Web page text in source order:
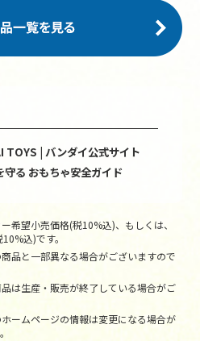
TOYS | バンダイ公式サイト
守る おもちゃ安全ガイド
希望小売価格(税10%込)、もしくは、
込)です。
品と一部異なる場合がございますので
は生産・販売が終了している場合がご
ームページの情報は変更になる場合が